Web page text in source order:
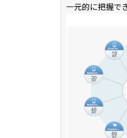
一元的に把握で